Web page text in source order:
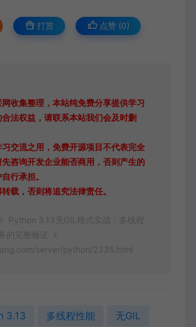
打赏 点赞 (0)
收集整理，本站纯免费分享提供学习
法权益，请联系本站我们会及时删
交流之用，免费开源项目不代表完全
咨询开发企业能否商用，否则产生的
行承担。
载，否则将追究法律责任。
Python 3.13无GIL模式实战：多线程
的完整验证
server/python/2335.html
3.13 多线程性能 无GIL